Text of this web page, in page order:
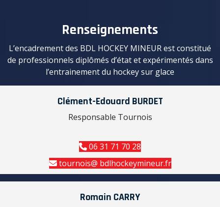
Renseignements
L’encadrement des BDL HOCKEY MINEUR est constitué
de professionnels diplômés d’état et expérimentés dans
l’entrainement du hockey sur glace
Clément-Edouard BURDET
Responsable Tournois
06 31 71 70 28
tournois@ bdlhockeymineur.fr
Romain CARRY